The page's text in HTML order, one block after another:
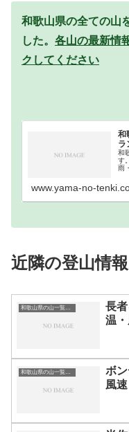
和歌山県の全ての山
した。 各山の最新情
クしてください
和
ラ
和
す
雨
www.yama-no-
近隣の登山情報
和歌山県の山一覧｜標高順・標高の高い山ランキング
長
温
和歌山県の山一覧｜標高順・標高の高い山ランキング
ボ
風